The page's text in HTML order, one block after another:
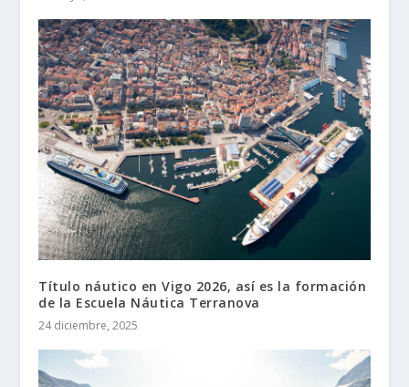
Título náutico en Vigo 2026, así es la formación
de la Escuela Náutica Terranova
24 diciembre, 2025